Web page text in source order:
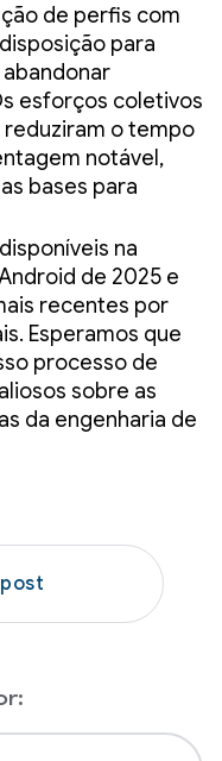
de perfis com
para
esforços coletivos
reduziram o tempo
notável,
bases para
na
de 2025 e
recentes por
Esperamos que
processo de
sobre as
da engenharia de